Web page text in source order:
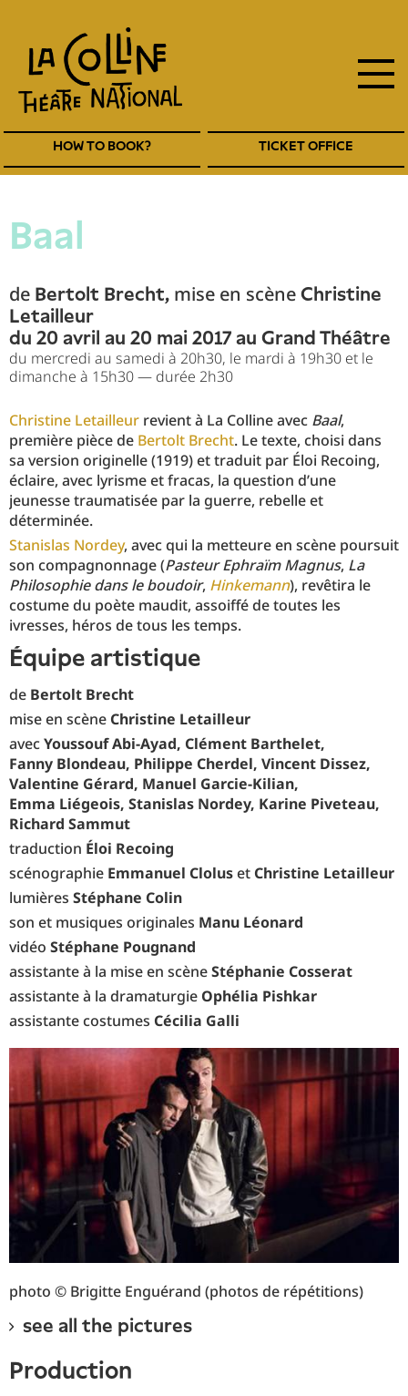
main
content
entête
HOW TO BOOK? TICKET OFFICE
navigation
EN
Baal
de Bertolt Brecht, mise en scène Christine
Letailleur
du 20 avril au 20 mai 2017 au Grand Théâtre
du mercredi au samedi à 20h30, le mardi à 19h30 et le
dimanche à 15h30 — durée 2h30
Christine Letailleur revient à La Colline avec Baal,
première pièce de Bertolt Brecht. Le texte, choisi dans
sa version originelle (1919) et traduit par Éloi Recoing,
éclaire, avec lyrisme et fracas, la question d’une
jeunesse traumatisée par la guerre, rebelle et
déterminée.
Stanislas Nordey, avec qui la metteure en scène poursuit
son compagnonnage (Pasteur Ephraïm Magnus, La
Philosophie dans le boudoir, Hinkemann), revêtira le
costume du poète maudit, assoiffé de toutes les
ivresses, héros de tous les temps.
équipe artistique
de Bertolt Brecht
mise en scène Christine Letailleur
avecYoussouf Abi‑Ayad, Clément Barthelet,
Fanny Blondeau, Philippe Cherdel, Vincent Dissez,
Valentine Gérard, Manuel Garcie‑Kilian,
Emma Liégeois, Stanislas Nordey, Karine Piveteau,
Richard Sammut
traduction Éloi Recoing
scénographie Emmanuel Cloluset Christine Letailleur
lumières Stéphane Colin
son et musiques originales Manu Léonard
vidéo Stéphane Pougnand
assistante à la mise en scèneStéphanie Cosserat
assistante à la dramaturgie Ophélia Pishkar
assistante costumes Cécilia Galli
photo © Brigitte Enguérand (photos de répétitions)
see all the pictures
production